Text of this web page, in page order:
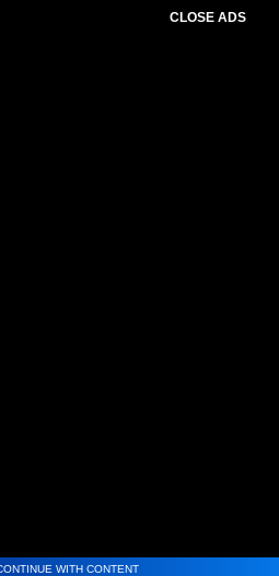
CLOSE ADS
WITH CONTENT